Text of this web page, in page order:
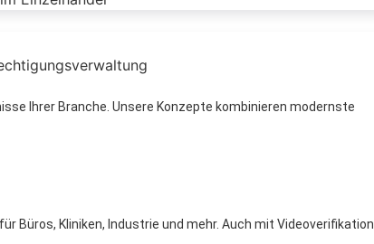
Ihrer Branche. Unsere Konzepte kombinieren modernste
Büros, Kliniken, Industrie und mehr. Auch mit Videoverifikation